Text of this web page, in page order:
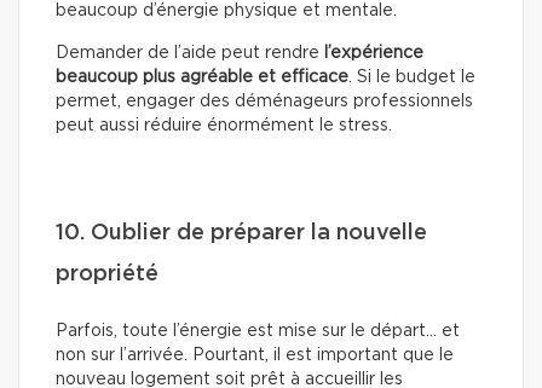
beaucoup d’énergie physique et mentale.
Demander de l’aide peut rendre l’expérience
beaucoup plus agréable et efficace. Si le budget le
permet, engager des déménageurs professionnels
peut aussi réduire énormément le stress.
10. Oublier de préparer la nouvelle
propriété
Parfois, toute l’énergie est mise sur le départ… et
non sur l’arrivée. Pourtant, il est important que le
nouveau logement soit prêt à accueillir les